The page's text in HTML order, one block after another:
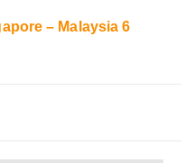
– Malaysia 6